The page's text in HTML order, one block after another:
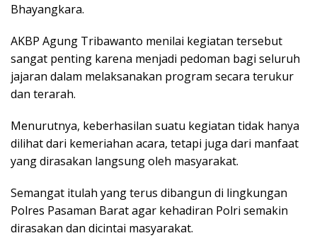
Bhayangkara.
AKBP Agung Tribawanto menilai kegiatan tersebut
sangat penting karena menjadi pedoman bagi seluruh
jajaran dalam melaksanakan program secara terukur
dan terarah.
Menurutnya, keberhasilan suatu kegiatan tidak hanya
dilihat dari kemeriahan acara, tetapi juga dari manfaat
yang dirasakan langsung oleh masyarakat.
Semangat itulah yang terus dibangun di lingkungan
Polres Pasaman Barat agar kehadiran Polri semakin
dirasakan dan dicintai masyarakat.